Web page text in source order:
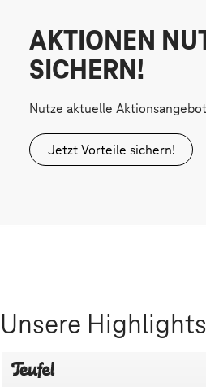
AKTIONEN
SICHERN!
Nutze aktuelle
Jetzt Vorteile sichern!
Unsere Highlights